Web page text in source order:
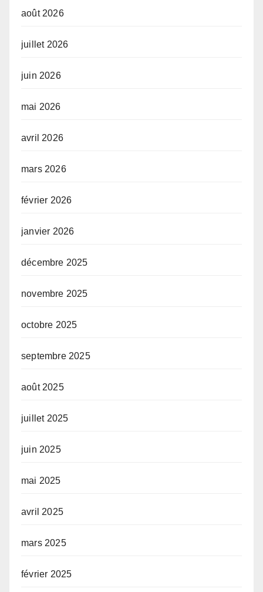
août 2026
juillet 2026
juin 2026
mai 2026
avril 2026
mars 2026
février 2026
janvier 2026
décembre 2025
novembre 2025
octobre 2025
septembre 2025
août 2025
juillet 2025
juin 2025
mai 2025
avril 2025
mars 2025
février 2025